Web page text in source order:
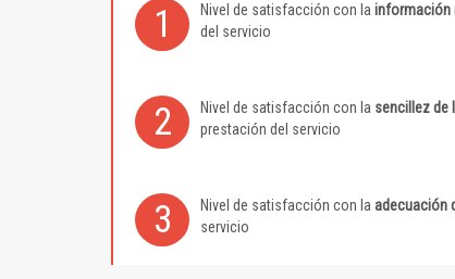
1 Nivel de satisfacción con la información
del servicio
2 Nivel de satisfacción con la sencillez de
prestación del servicio
3 Nivel de satisfacción con la adecuación
servicio